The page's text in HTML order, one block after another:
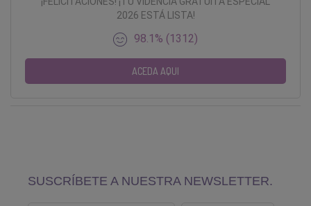
2026 ESTÁ LISTA!
98.1% (1312)
ACEDA AQUI